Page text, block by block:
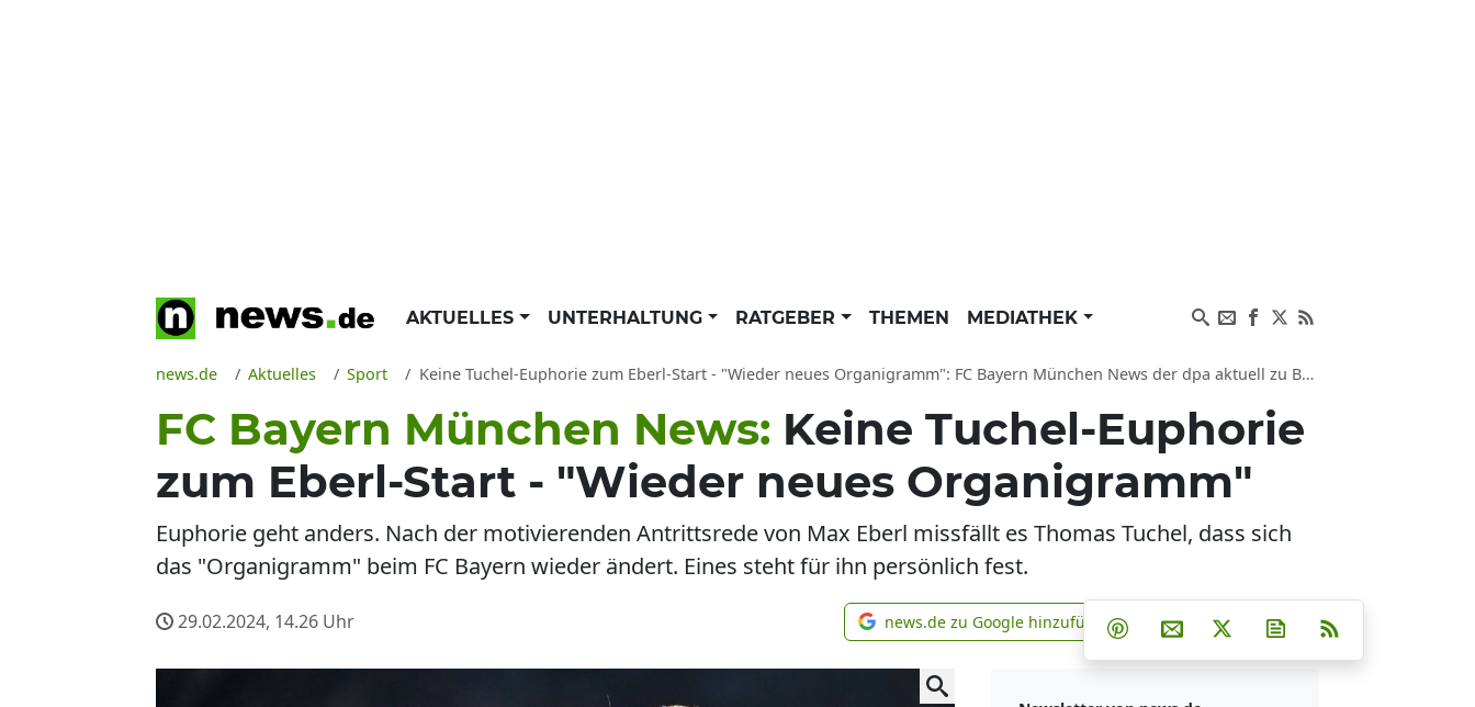
AKTUELLES UNTERHALTUNG RATGEBER THEMEN MEDIATHEK
news.de Aktuelles Sport Keine Tuchel-Euphorie zum Eberl-Start - "Wieder neues Organigramm": FC Bayern München News der dpa aktuell zu Bundesliga, SC Freiburg
FC Bayern München News: Keine Tuchel-Euphorie
zum Eberl-Start - "Wieder neues Organigramm"
Euphorie geht anders. Nach der motivierenden Antrittsrede von Max Eberl missfällt es Thomas Tuchel, dass sich
das "Organigramm" beim FC Bayern wieder ändert. Eines steht für ihn persönlich fest.
29.02.2024, 14.26 Uhr news.de zu Google hinzufügen
news.de zu Google hinzufügen Teilen auf Facebook
Teilen auf Whatsapp
Teilen auf Telegram
Teilen auf Pinterest
Per E-Mail teilen
Post auf XNewsletter